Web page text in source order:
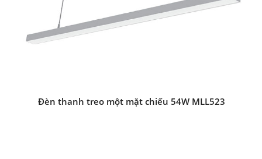
Đèn thanh treo một mặt chiếu 54W MLL523